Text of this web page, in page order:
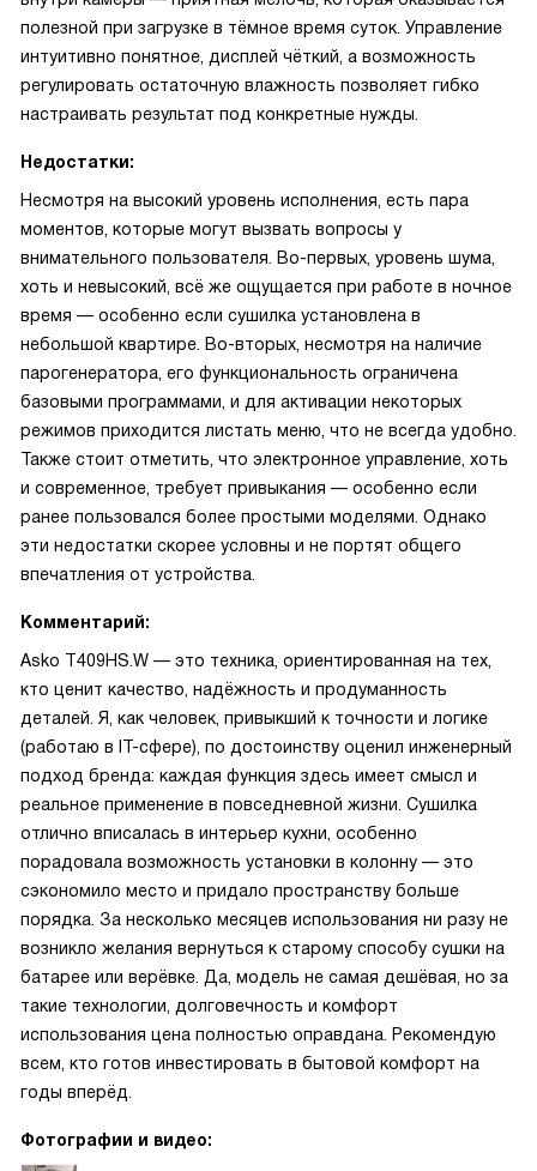
полезной при загрузке в тёмное время суток. Управление
интуитивно понятное, дисплей чёткий, а возможность
регулировать остаточную влажность позволяет гибко
настраивать результат под конкретные нужды.
Недостатки:
Несмотря на высокий уровень исполнения, есть пара
моментов, которые могут вызвать вопросы у
внимательного пользователя. Во-первых, уровень шума,
хоть и невысокий, всё же ощущается при работе в ночное
время — особенно если сушилка установлена в
небольшой квартире. Во-вторых, несмотря на наличие
парогенератора, его функциональность ограничена
базовыми программами, и для активации некоторых
режимов приходится листать меню, что не всегда удобно.
Также стоит отметить, что электронное управление, хоть
и современное, требует привыкания — особенно если
ранее пользовался более простыми моделями. Однако
эти недостатки скорее условны и не портят общего
впечатления от устройства.
Комментарий:
Asko T409HS.W — это техника, ориентированная на тех,
кто ценит качество, надёжность и продуманность
деталей. Я, как человек, привыкший к точности и логике
(работаю в IT-сфере), по достоинству оценил инженерный
подход бренда: каждая функция здесь имеет смысл и
реальное применение в повседневной жизни. Сушилка
отлично вписалась в интерьер кухни, особенно
порадовала возможность установки в колонну — это
сэкономило место и придало пространству больше
порядка. За несколько месяцев использования ни разу не
возникло желания вернуться к старому способу сушки на
батарее или верёвке. Да, модель не самая дешёвая, но за
такие технологии, долговечность и комфорт
использования цена полностью оправдана. Рекомендую
всем, кто готов инвестировать в бытовой комфорт на
годы вперёд.
Фотографии и видео: